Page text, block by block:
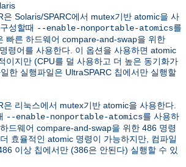
은 Solaris/SPARC에서 mutex기반 atomic을 사
성할때 --enable-nonportable-atomics를
빠른 하드웨어 compare-and-swap을 위한
령어를 사용한다. 이 옵션을 사용하면 atomic
이지만 (CPU를 덜 사용하고 더 높은 동기화가
한 실행파일은 UltraSPARC 칩에서만 실행할
은 리눅스에서 mutex기반 atomic을 사용한다.
--enable-nonportable-atomics를 사용하
드웨어 compare-and-swap을 위한 486 명령
효율적인 atomic 명령이 가능하지만, 컴파일
이상 칩에서만 (386은 안된다) 실행할 수 있